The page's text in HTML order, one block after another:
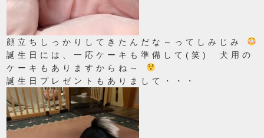
顔立ちしっかりしてきたんだな～ってしみじみ
誕生日には、一応ケーキも準備して(笑) 犬用の
ケーキもありますからね～
誕生日プレゼントもありまして・・・